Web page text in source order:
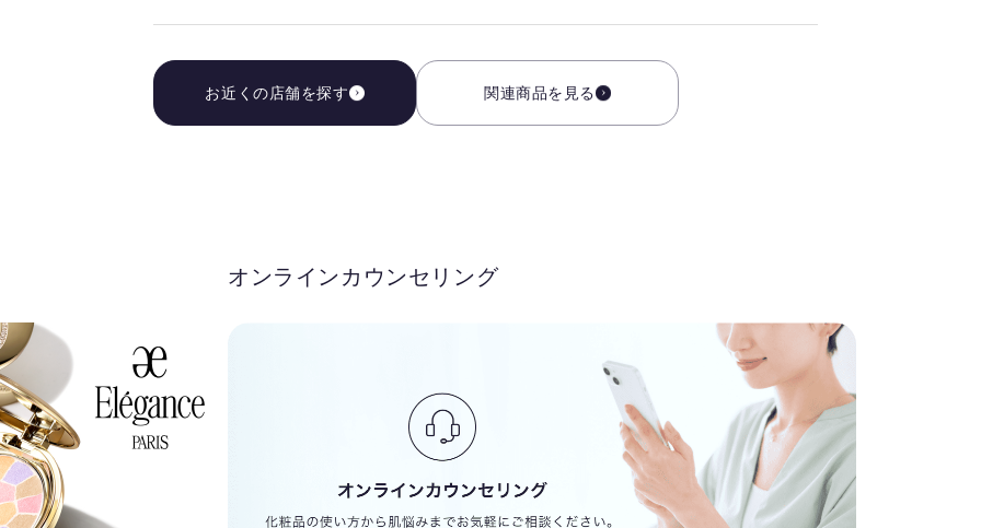
お近くの店舗を探す 関連商品を見る
オンラインカウンセリング